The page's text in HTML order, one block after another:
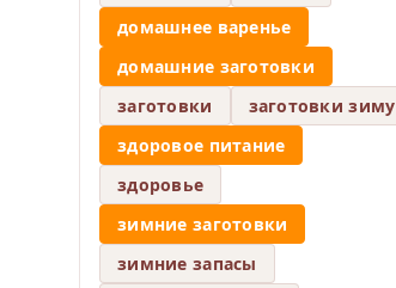
домашнее варенье
домашние заготовки
заготовки
заготовки зиму
здоровое питание
здоровье
зимние заготовки
зимние запасы